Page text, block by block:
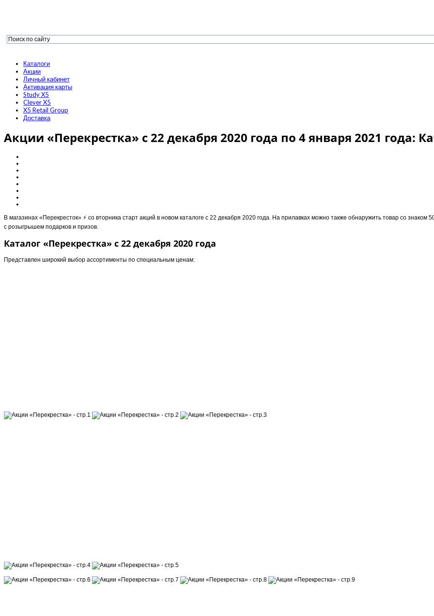
Каталоги
Акции
Личный кабинет
Активация карты
Study X5
Clever X5
X5 Retail Group
Доставка
Акции «Перекрестка» с 22 декабря 2020 года по 4 января 2021 года:
В магазинах «Перекресток» ⚡️ со вторника старт акций в новом каталоге с 22 декабря 2020 года. На прилавках можно также обнаружить товар со
c розыгрышем подарков и призов.
Каталог «Перекрестка» с 22 декабря 2020 года
Представлен широкий выбор ассортименты по специальным ценам: